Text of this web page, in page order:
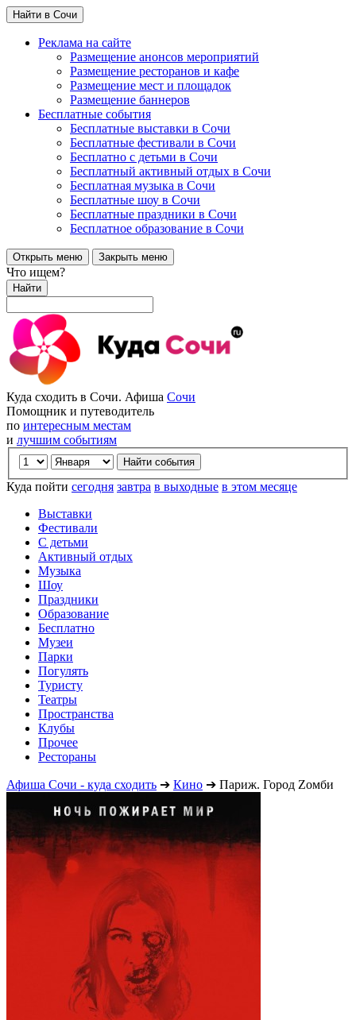
Найти в Сочи
Реклама на сайте
Размещение анонсов мероприятий
Размещение ресторанов и кафе
Размещение мест и площадок
Размещение баннеров
Бесплатные события
Бесплатные выставки в Сочи
Бесплатные фестивали в Сочи
Бесплатно с детьми в Сочи
Бесплатный активный отдых в Сочи
Бесплатная музыка в Сочи
Бесплатные шоу в Сочи
Бесплатные праздники в Сочи
Бесплатное образование в Сочи
Открыть меню Закрыть меню
Что ищем?
Найти
Куда сходить в Сочи. Афиша Сочи
Помощник и путеводитель
по интересным местам
и лучшим событиям
Куда пойти сегодня завтра в выходные в этом месяце
Выставки
Фестивали
С детьми
Активный отдых
Музыка
Шоу
Праздники
Образование
Бесплатно
Музеи
Парки
Погулять
Туристу
Театры
Пространства
Клубы
Прочее
Рестораны
Афиша Сочи - куда сходить ➔ Кино ➔ Париж. Город Zомби